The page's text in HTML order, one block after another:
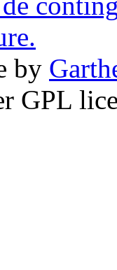
by
GPL